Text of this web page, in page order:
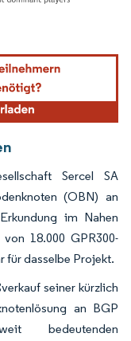
Namensnennung gemäß
Sercel SA
(OBN) an
im Nahen
18.000 GPR300-
für dasselbe Projekt.
seiner kürzlich
an BGP
bedeutenden